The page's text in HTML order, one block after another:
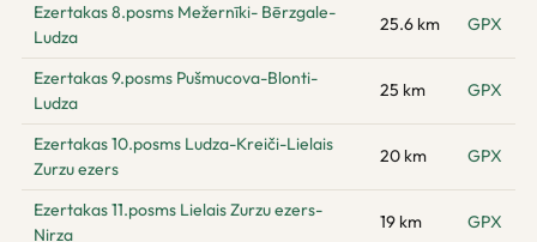
Ezertakas 8.posms Mežernīki- Bērzgale-
Ludza
25.6 km GPX
Ezertakas 9.posms Pušmucova-Blonti-
Ludza
25 km GPX
Ezertakas 10.posms Ludza-Kreiči-Lielais
Zurzu ezers
20 km GPX
Ezertakas 11.posms Lielais Zurzu ezers-
Nirza
19 km GPX